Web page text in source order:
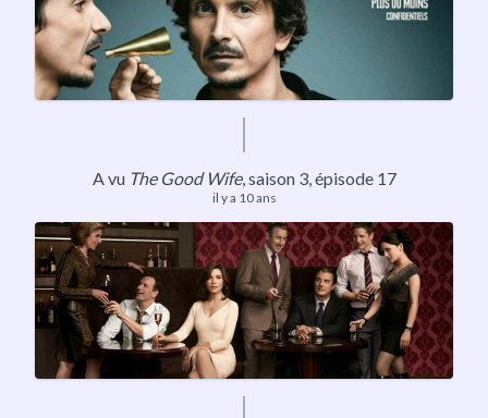
A vu The Good Wife,saison 3, épisode 17
il y a 10 ans